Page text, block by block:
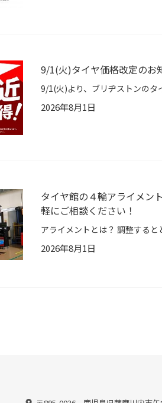
9/1(火)タイヤ価格改定のお
2026年8月1日
タイヤ館の４輪アライメン
軽にご相談ください！
2026年8月1日